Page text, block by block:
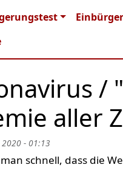
navigation
/
aller
- 01:13
schnell, dass die